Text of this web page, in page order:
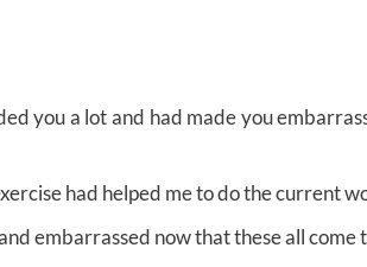
you a lot and had made you
had helped me to do the current
embarrassed now that these all come